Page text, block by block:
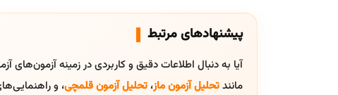
پیشنهادهای مرتبط
آیا به دنبال اطلاعات دقیق و کاربردی در زمینه آزمون‌های
مانندتحلیل آزمون ماز، تحلیل آزمون قلمچی، و